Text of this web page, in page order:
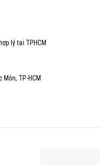
lý tại TPHCM
Môn, TP-HCM